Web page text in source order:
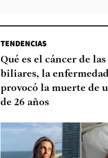
TENDENCIAS
Qué es el cáncer de
biliares, la
provocó la muerte de
de 26 años